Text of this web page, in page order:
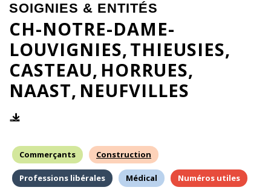
SOIGNIES & ENTITÉS
CH-NOTRE-DAME-
LOUVIGNIES THIEUSIES
CASTEAU HORRUES
NAAST NEUFVILLES
Commerçants Construction
Professions libérales Médical Numéros utiles